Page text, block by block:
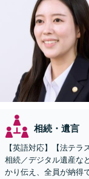
相続・遺言
【英語対応】【法テ
相続／デジタル遺産な
かり伝え、全員が納得